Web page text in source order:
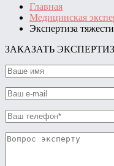
Главная
Медицинская
Экспертиза
ЗАКАЗАТЬ